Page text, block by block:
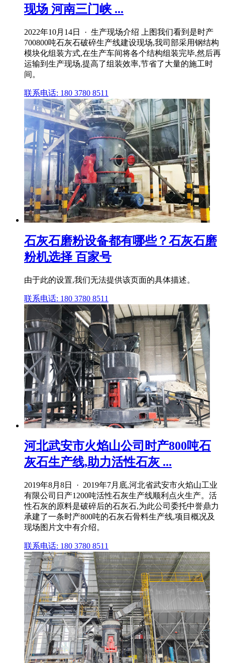
现场 河南三门峡 ...
2022年10月14日 · 生产现场介绍 上图我们看到是时产
700800吨石灰石破碎生产线建设现场,我司部采用钢结构
模块化组装方式,在生产车间将各个结构组装完毕,然后再
运输到生产现场,提高了组装效率,节省了大量的施工时
间。
联系电话: 180 3780 8511
石灰石磨粉设备都有哪些？石灰石磨
粉机选择 百家号
由于此的设置,我们无法提供该页面的具体描述。
联系电话: 180 3780 8511
河北武安市火焰山公司时产800吨石
灰石生产线,助力活性石灰 ...
2019年8月8日 · 2019年7月底,河北省武安市火焰山工业
有限公司日产1200吨活性石灰生产线顺利点火生产。活
性石灰的原料是破碎后的石灰石,为此公司委托中誉鼎力
承建了一条时产800吨的石灰石骨料生产线,项目概况及
现场图片文中有介绍。
联系电话: 180 3780 8511